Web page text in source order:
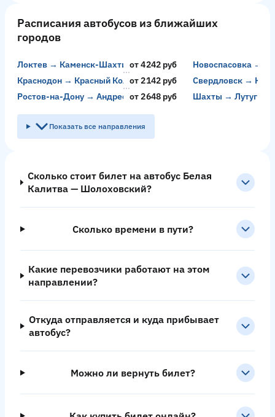
Расписания автобусов из ближайших
городов
Локтев → Каменск-Шахтинскийот 4242 руб
Новоспасовка →
Краснодон → Красный Колосот 2142 руб
Свердловск →
Ростов-на-Дону → Андреевскаяот 2648 руб Шахты → Лутугино
Показать все направления
Сколько стоит билет на автобус Белая
Калитва — Шолоховский?
Сколько времени в пути?
Какие перевозчики работают на этом
направлении?
Откуда отправляется и куда прибывает
автобус?
Можно ли вернуть билет?